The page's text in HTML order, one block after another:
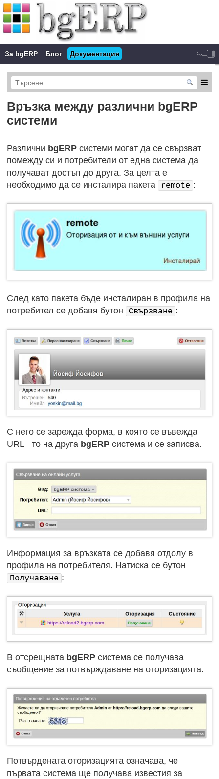
За bgERP Блог Документация
Връзка между различни bgERP
системи
Различни bgERPсистеми могат да се свързват
помежду си и потребители от една система да
получават достъп до друга. За целта е
необходимо да се инсталира пакета
remote :
След като пакета бъде инсталиран в профила на
потребител се добавя бутон
Свързване :
С него се зарежда форма, в която се въвежда
URL - то на друга bgERPсистема и се записва.
Информация за връзката се добавя отдолу в
профила на потребителя. Натиска се бутон
Получаване :
В отсрещната bgERPсистема се получава
съобщение за потвърждаване на оторизацията:
Потвърдената оторизацията означава, че
първата система ще получава известия за